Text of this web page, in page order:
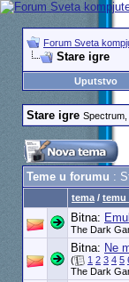
Forum Sveta
Stare igre
Uputstvo
Stare igre Spectrum,
Teme u forumu :
tema/ temu
Bitna:
The Dark
Bitna: Ne
( 1 2 3 4 5
The Dark